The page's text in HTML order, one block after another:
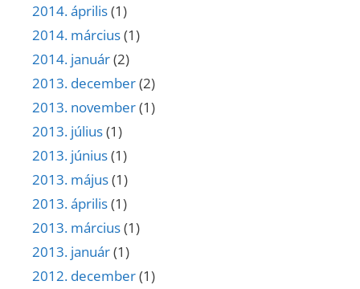
2014. április(1)
2014. március(1)
2014. január(2)
2013. december(2)
2013. november(1)
2013. július(1)
2013. június(1)
2013. május(1)
2013. április(1)
2013. március(1)
2013. január(1)
2012. december(1)